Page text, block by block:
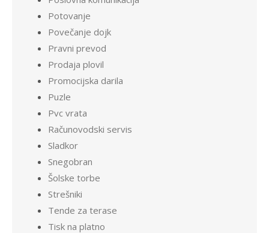
Potovanje
Povečanje dojk
Pravni prevod
Prodaja plovil
Promocijska darila
Puzle
Pvc vrata
Računovodski servis
Sladkor
Snegobran
Šolske torbe
Strešniki
Tende za terase
Tisk na platno